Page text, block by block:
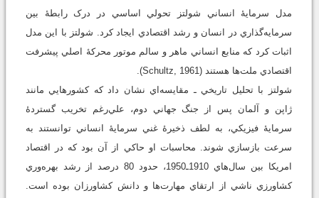
مدل سرمايۀ انساني شولتز تحولي اساسي در درک رابطۀ بين
سرمايه‌گذاري در انسان و رشد اقتصادي ايجاد کرد. شولتز با اين مدل
اثبات کرد که منابع انساني ماهر و سالم موتور محرکۀ اصلي پيشرفت
اقتصادي ملت‌ها هستند (Schultz, 1961).
شولتز با تحليل تاريخي ـ مقايسه‌اي نشان داد که کشورهايي مانند
ژاپن و آلمان پس از جنگ جهاني دوم، علي‌رغم تخريب گستردۀ
سرمايۀ فيزيکي، به لطف ذخيرۀ غني سرمايۀ انساني توانستند به
سرعت بازسازي شوند. محاسبات او حاکي از آن بود که در اقتصاد
امريکا بين سال‌هاي 1910ـ1950، حدود 80 درصد از رشد بهره‌وري
کشاورزي ناشي از ارتقاي مهارت‌ها و دانش کشاورزان بوده است.